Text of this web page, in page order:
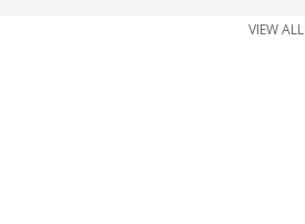
VIEW ALL